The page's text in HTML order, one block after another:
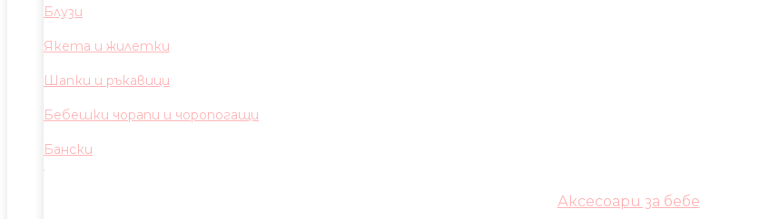
Блузи
Якета и жилетки
Шапки и ръкавици
Бебешки чорапи и чоропогащи
Бански
Аксесоари за бебе